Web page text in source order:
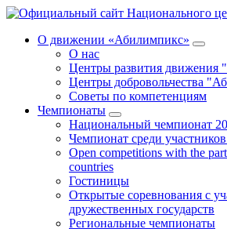
О движении «Абилимпикс»
О нас
Центры развития движения
Центры добровольчества
Советы по компетенциям
Чемпионаты
Национальный чемпионат
Чемпионат среди
Open competitions with the
countries
Гостиницы
Открытые соревнования с
дружественных государств
Региональные чемпионаты